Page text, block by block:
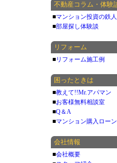
不動産コラム・体験
■マンション投資の鉄人
■部屋探し体験談
リフォーム
■リフォーム施工例
困ったときは
■教えて!!Mr.アパマン
■お客様無料相談室
■Q＆A
■マンション購入ローン
会社情報
■会社概要